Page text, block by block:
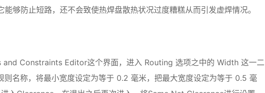
够防止短路，还不会致使热焊盘散热状况过度糟糕从而引发虚焊情况。
and Constraints Editor这个界面，进入 Routing 选项之中的 Width 这一二
则名称，将最小宽度设定为等于 0.2 毫米，把最大宽度设定为等于 0.5 毫